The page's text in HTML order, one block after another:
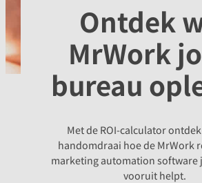
Ontdek
MrWork
bureau
Met de ROI-calculator
handomdraai hoe de MrWork
marketing automation software
vooruit helpt.